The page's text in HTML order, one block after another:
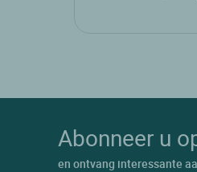
Abonneer u
en ontvang interessante